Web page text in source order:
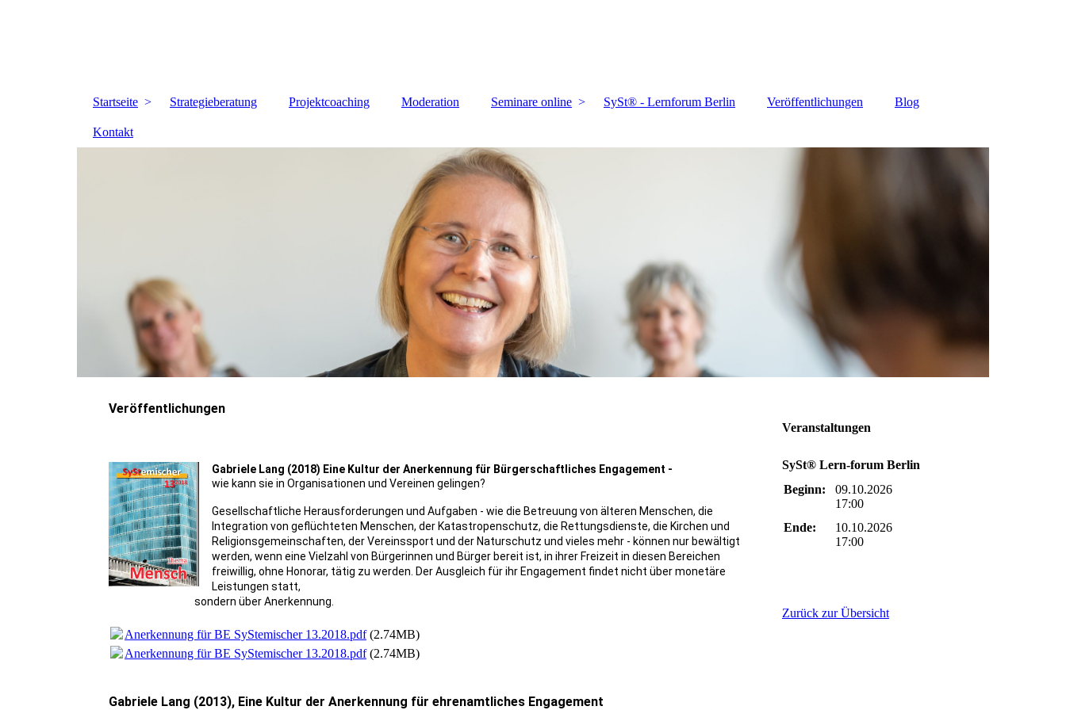
Startseite Strategieberatung Projektcoaching Moderation Seminare online SySt® - Lernforum Berlin Veröffentlichungen Blog
Kontakt
Veröffentlichungen
Gabriele Lang (2018) Eine Kultur der Anerkennung für Bürgerschaftliches Engagement -
wie kann sie in Organisationen und Vereinen gelingen?
Gesellschaftliche Herausforderungen und Aufgaben - wie die Betreuung von älteren Menschen, die
Integration von geflüchteten Menschen, der Katastropenschutz, die Rettungsdienste, die Kirchen und
Religionsgemeinschaften, der Vereinssport und der Naturschutz und vieles mehr - können nur bewältigt
werden, wenn eine Vielzahl von Bürgerinnen und Bürger bereit ist, in ihrer Freizeit in diesen Bereichen
freiwillig, ohne Honorar, tätig zu werden. Der Ausgleich für ihr Engagement findet nicht über monetäre
Leistungen statt,
sondern über Anerkennung.
Anerkennung für BE SyStemischer 13.2018.pdf(2.74MB)
Anerkennung für BE SyStemischer 13.2018.pdf(2.74MB)
Gabriele Lang (2013), Eine Kultur der Anerkennung für ehrenamtliches Engagement
Veranstaltungen
SySt® Lern-forum Berlin
Beginn:
09.10.2026
17:00
Ende:
10.10.2026
17:00
Zurück zur Übersicht